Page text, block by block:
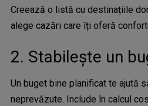
Creează o listă cu destinațiile
alege cazări care îți oferă
2. Stabilește un
Un buget bine planificat te ajută
neprevăzute. Include în calcul